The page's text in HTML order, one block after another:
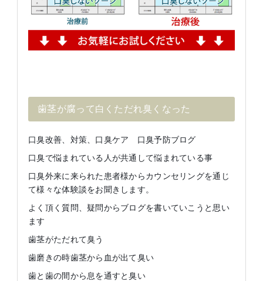
歯茎が腐って白くただれ臭くなった
口臭改善、対策、口臭ケア 口臭予防ブログ
口臭で悩まれている人が共通して悩まれている事
口臭外来に来られた患者様からカウンセリングを通じ
て様々な体験談をお聞きします。
よく頂く質問、疑問からブログを書いていこうと思い
ます
歯茎がただれて臭う
歯磨きの時歯茎から血が出て臭い
歯と歯の間から息を通すと臭い